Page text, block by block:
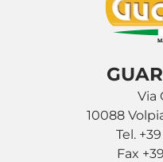
Via
10088
Tel.
Fax